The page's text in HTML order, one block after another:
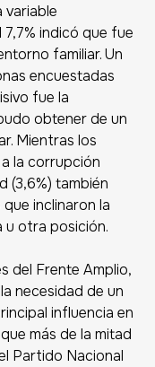
variable
indicó que fue
familiar. Un
encuestadas
fue la
obtener de un
Mientras los
la corrupción
(3,6%) también
inclinaron la
u otra posición.
del Frente Amplio,
necesidad de un
influencia en
más de la mitad
Partido Nacional